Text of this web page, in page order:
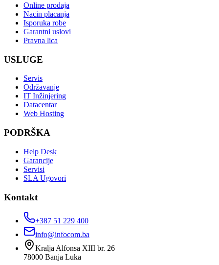
Online prodaja
Nacin placanja
Isporuka robe
Garantni uslovi
Pravna lica
USLUGE
Servis
Održavanje
IT Inžinjering
Datacentar
Web Hosting
PODRŠKA
Help Desk
Garancije
Servisi
SLA Ugovori
Kontakt
+387 51 229 400
info@infocom.ba
Kralja Alfonsa XIII br. 26
78000 Banja Luka